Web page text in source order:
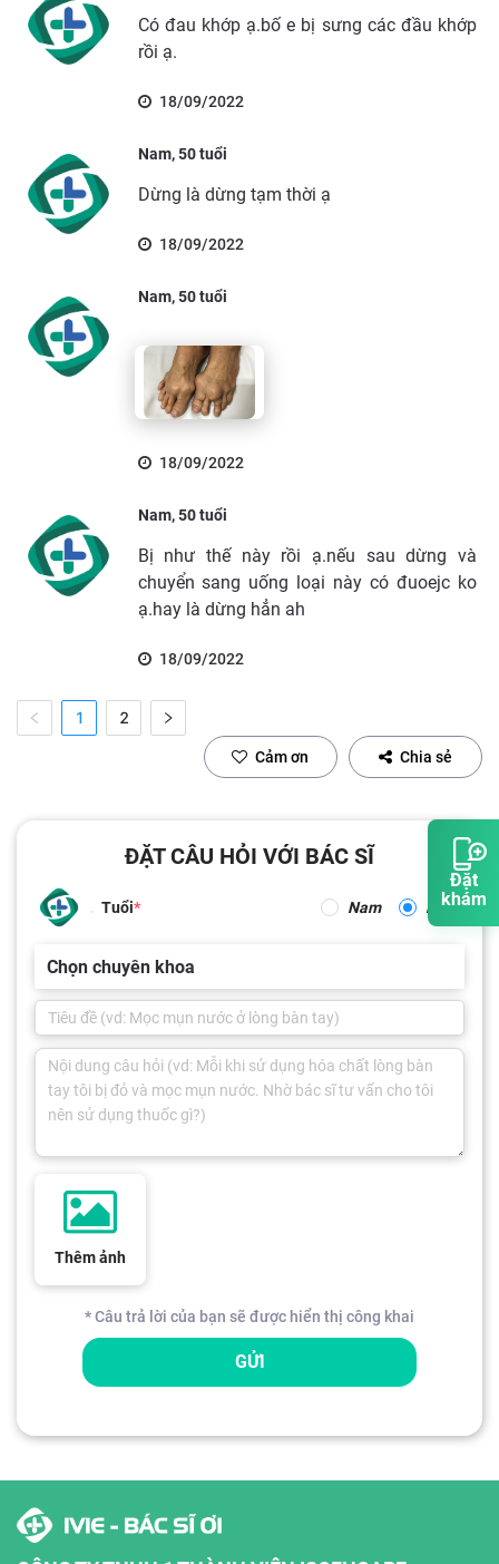
Đặt
khám
Có đau khớp ạ.bố e bị sưng các đầu khớp
rồi ạ.
18/09/2022
Nam, 50 tuổi
Dừng là dừng tạm thời ạ
18/09/2022
Nam, 50 tuổi
18/09/2022
Nam, 50 tuổi
Bị như thế này rồi ạ.nếu sau dừng và
chuyển sang uống loại này có đuoejc ko
ạ.hay là dừng hẳn ah
18/09/2022
1 2
Cảm ơn Chia sẻ
ĐẶT CÂU HỎI VỚI BÁC SĨ
Tuổi Nam Nữ
Chọn chuyên khoa
Thêm ảnh
* Câu trả lời của bạn sẽ được hiển thị công khai
GỬI